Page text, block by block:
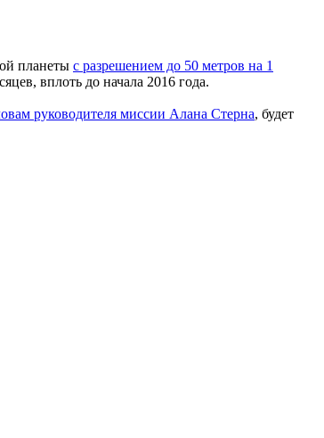
планеты с разрешением до 50 метров на 1
вплоть до начала 2016 года.
руководителя миссии Алана Стерна, будет